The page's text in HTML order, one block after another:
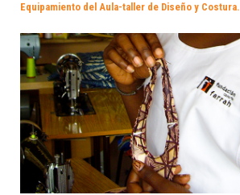
Equipamiento del Aula-taller de Diseño y Costura.